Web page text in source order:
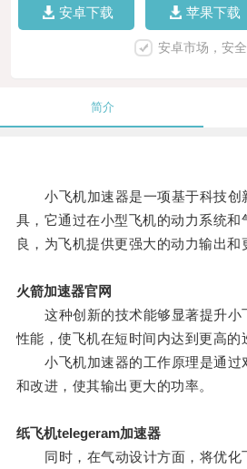
安卓下载 苹果下载
安卓市场，安
简介
小飞机加速器是一项基于科技创
具，它通过在小型飞机的动力系统和
良，为飞机提供更强大的动力输出和
火箭加速器官网
这种创新的技术能够显著提升小
性能，使飞机在短时间内达到更高的
小飞机加速器的工作原理是通过
和改进，使其输出更大的功率。
纸飞机telegeram加速器
同时，在气动设计方面，将优化